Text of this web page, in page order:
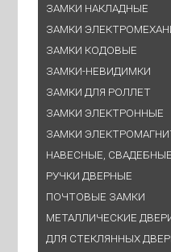
ЗАМКИ НАКЛАДНЫЕ
ЗАМКИ
ЗАМКИ КОДОВЫЕ
ЗАМКИ-НЕВИДИМКИ
ЗАМКИ ДЛЯ РОЛЛЕТ
ЗАМКИ ЭЛЕКТРОННЫЕ
ЗАМКИ
НАВЕСНЫЕ, СВАДЕБНЫЕ
РУЧКИ ДВЕРНЫЕ
ПОЧТОВЫЕ ЗАМКИ
МЕТАЛЛИЧЕСКИЕ
ДЛЯ СТЕКЛЯННЫХ